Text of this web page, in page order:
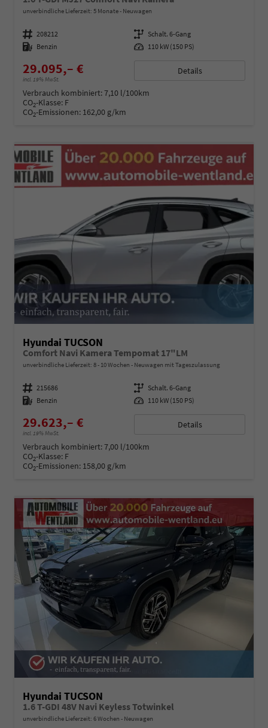
unverbindliche Lieferzeit: 5 Monate Neuwagen
Fahrzeugnummer 208212 Getriebe Schalt. 6-Gang
Kraftstoff Benzin Leistung 110 kW (150 PS)
29.095,– €
incl. 19% MwSt.
Details
Verbrauch kombiniert:7,10 l/100km
CO2-Klasse: F
CO2-Emissionen: 162,00 g/km
Hyundai TUCSON
Comfort Navi Kamera Tempomat 17"LM
unverbindliche Lieferzeit: 8 - 10 Wochen Neuwagen mit Tageszulassung
Fahrzeugnummer 215686 Getriebe Schalt. 6-Gang
Kraftstoff Benzin Leistung 110 kW (150 PS)
29.623,– €
incl. 19% MwSt.
Details
Verbrauch kombiniert:7,00 l/100km
CO2-Klasse: F
CO2-Emissionen: 158,00 g/km
Hyundai TUCSON
1.6 T-GDI 48V Navi Keyless Totwinkel
unverbindliche Lieferzeit: 6 Wochen Neuwagen